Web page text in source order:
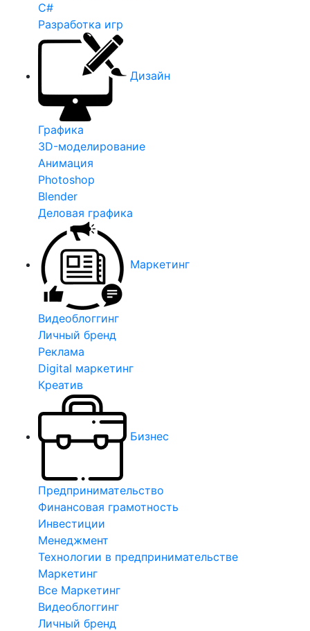
C#
Разработка игр
Дизайн
Графика
3D-моделирование
Анимация
Photoshop
Blender
Деловая графика
Маркетинг
Видеоблоггинг
Личный бренд
Реклама
Digital маркетинг
Креатив
Бизнес
Предпринимательство
Финансовая грамотность
Инвестиции
Менеджмент
Технологии в предпринимательстве
Маркетинг
Все Маркетинг
Видеоблоггинг
Личный бренд